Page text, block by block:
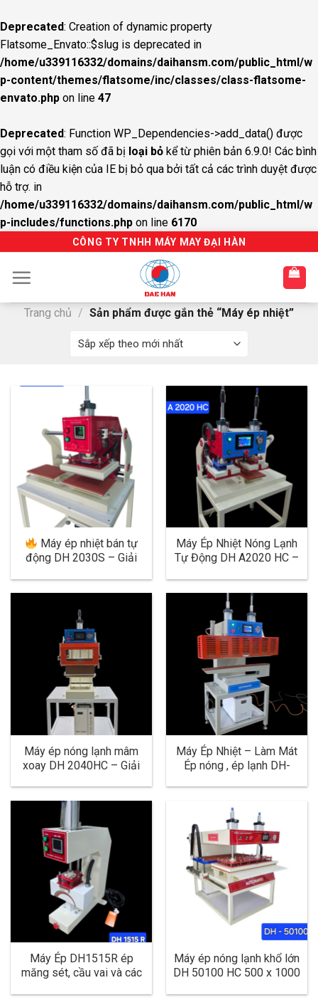
Deprecated: Creation of dynamic property
Flatsome_Envato::$slug is deprecated in
/home/u339116332/domains/daihansm.com/public_html/w
p-content/themes/flatsome/inc/classes/class-flatsome-
envato.php on line 47
Deprecated: Function WP_Dependencies->add_data() được
gọi với một tham số đã bị loại bỏ kể từ phiên bản 6.9.0! Các bình
luận có điều kiện của IE bị bỏ qua bởi tất cả các trình duyệt được
hỗ trợ. in
/home/u339116332/domains/daihansm.com/public_html/w
p-includes/functions.php on line 6170
CÔNG TY TNHH MÁY MAY ĐẠI HÀN
Trang chủ / Sản phẩm được gắn thẻ “Máy ép nhiệt”
Máy ép nhiệt bán tự
động DH 2030S – Giải
Máy Ép Nhiệt Nóng Lạnh
Tự Động DH A2020 HC –
Máy ép nóng lạnh mâm
xoay DH 2040HC – Giải
Máy Ép Nhiệt – Làm Mát
Ép nóng , ép lạnh DH-
, ép đường may Cho
Ngành May Mặc
Máy Ép DH1515R ép
măng sét, cầu vai và các
Máy ép nóng lạnh khổ lớn
DH 50100 HC 500 x 1000